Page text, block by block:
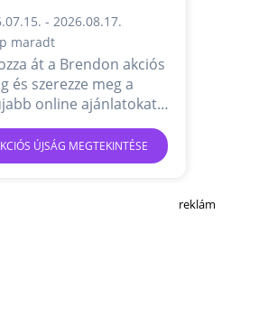
- 2026.08.17.
maradt
át a Brendon akciós
és szerezze meg a
online ajánlatokat
ÚJSÁG MEGTEKINTÉSE
reklám